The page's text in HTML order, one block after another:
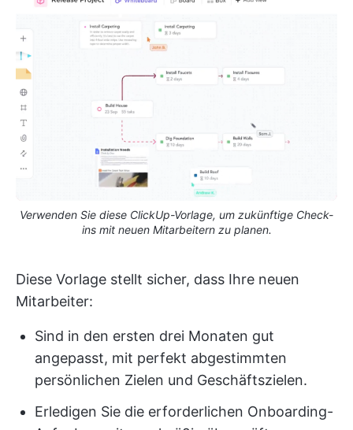
Verwenden Sie diese ClickUp-Vorlage, um zukünftige Check-
ins mit neuen Mitarbeitern zu planen.
Diese Vorlage stellt sicher, dass Ihre neuen
Mitarbeiter:
Sind in den ersten drei Monaten gut
angepasst, mit perfekt abgestimmten
persönlichen Zielen und Geschäftszielen.
Erledigen Sie die erforderlichen Onboarding-